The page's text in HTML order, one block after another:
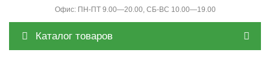
Офис: ПН-ПТ 9.00—20.00, СБ-ВС 10.00—19.00
Каталог товаров